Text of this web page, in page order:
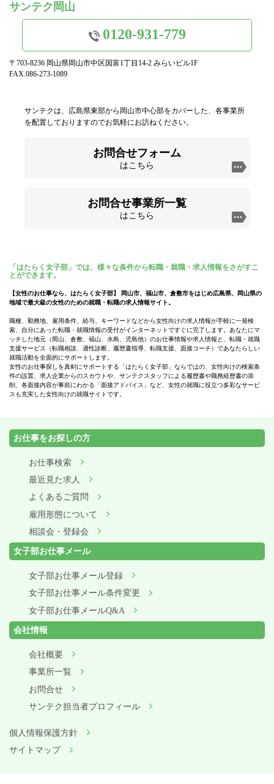
サンテク岡山
0120-931-779
〒703-8236 岡山県岡山市中区国富1丁目14-2 みらいビル1F
FAX.086-273-1089
サンテクは、広島県東部から岡山市中心部をカバーした、各事業所
を配置しておりますのでお気軽にお訪ねください。
お問合せフォーム
はこちら
お問合せ事業所一覧
はこちら
「はたらく女子部」では、様々な条件から転職・就職・求人情報をさがすこ
とができます。
【女性のお仕事なら、はたらく女子部】 岡山市、福山市、倉敷市をはじめ広島県、岡山県の
地域で最大級の女性のための就職・転職の求人情報サイト。
職種、勤務地、雇用条件、給与、キーワードなどから女性向けの求人情報が手軽に一発検
索、自分にあった転職・就職情報の受付がインターネットですぐに完了します。あなたにマ
ッチした地元（岡山、倉敷、福山、水島、児島他）のお仕事情報や求人情報と、転職・就職
支援サービス（転職相談、適性診断、履歴書指導、転職支援、面接コーチ）であなたらしい
就職活動を全面的にサポートします。
女性のお仕事探しを真剣にサポートする「はたらく女子部」ならではの、女性向けの検索条
件の設置、求人企業からのスカウトや、サンテクスタッフによる履歴書や職務経歴書の添
削、各面接内容が事前にわかる「面接アドバイス」など、女性の就職に役立つ多彩なサービ
スも充実した女性向けの就職サイトです。
お仕事をお探しの方
お仕事検索
最近見た求人
よくあるご質問
雇用形態について
相談会・登録会
女子部お仕事メール
女子部お仕事メール登録
女子部お仕事メール条件変更
女子部お仕事メールQ&A
会社情報
会社概要
事業所一覧
お問合せ
サンテク担当者プロフィール
個人情報保護方針
サイトマップ